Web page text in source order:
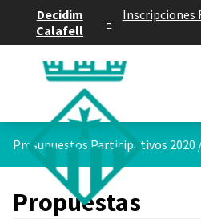
Decidim
Calafell
-
Inscripciones
Presupuestos Participativos 2020
Propuestas